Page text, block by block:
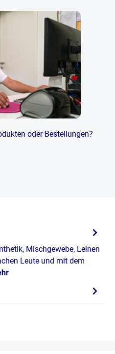
oder Bestellungen?
Mischgewebe, Leinen
Leute und mit dem